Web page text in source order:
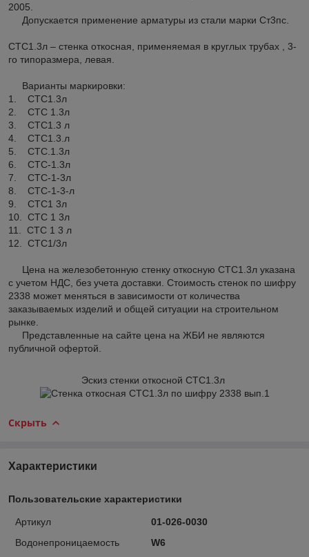
2005.
Допускается применение арматуры из стали марки Ст3пс.
СТС1.3л – стенка откосная, применяемая в круглых трубах , 3-
го типоразмера, левая.
Варианты маркировки:
1. СТС1.3л
2. СТС 1.3л
3. СТС1.3 л
4. СТС1.3.л
5. СТС.1.3л
6. СТС-1.3л
7. СТС-1-3л
8. СТС-1-3-л
9. СТС1 3л
10. СТС 1 3л
11. СТС 1 3 л
12. СТС1/3л
Цена на железобетонную стенку откосную СТС1.3л указана
с учетом НДС, без учета доставки. Стоимость стенок по шифру
2338 может меняться в зависимости от количества
заказываемых изделий и общей ситуации на строительном
рынке.
Представленные на сайте цена на ЖБИ не являются
публичной офертой.
Эскиз стенки откосной СТС1.3л
Скрыть
Характеристики
Пользовательские характеристики
Артикул
01-026-0030
Водонепроницаемость
W6